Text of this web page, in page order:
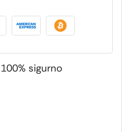
100% sigurno